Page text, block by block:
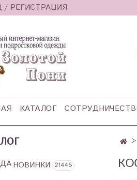
/ РЕГИСТРАЦИЯ
КАТАЛОГ
НОВИНКИ 21446